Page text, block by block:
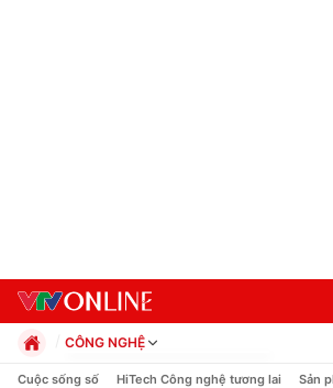
CÔNG NGHỆ
Chính trị
Cuộc sống số HiTech Công nghệ tương lai Sản